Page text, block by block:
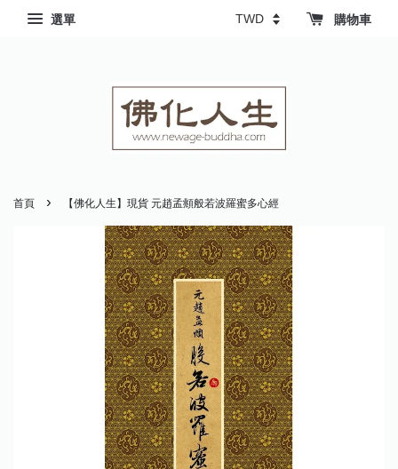
選單 購物車
首頁 › 【佛化人生】現貨 元趙孟頫般若波羅蜜多心經